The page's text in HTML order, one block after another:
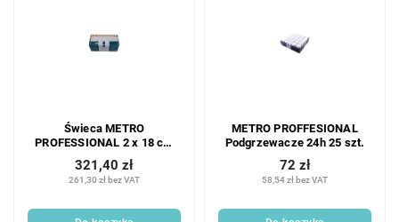
Świeca METRO
PROFESSIONAL 2 x 18 cm
biała 100 szt.
261,30 zł bez VAT
321,40 zł
METRO PROFFESIONAL
Podgrzewacze 24h 25 szt.
58,54 zł bez VAT
72 zł